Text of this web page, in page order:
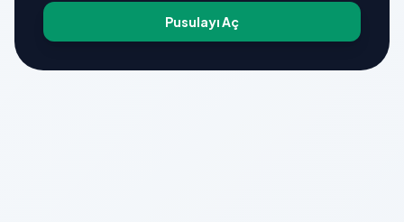
Pusulayı Aç